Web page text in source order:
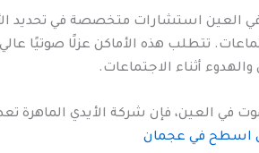
العين استشارات متخصصة في تحديد
تتطلب هذه الأماكن عزلًا صوتيًا
أثناء الاجتماعات.
العين، فإن شركة الأيدي الماهرة تعد
اسطح في عجمان